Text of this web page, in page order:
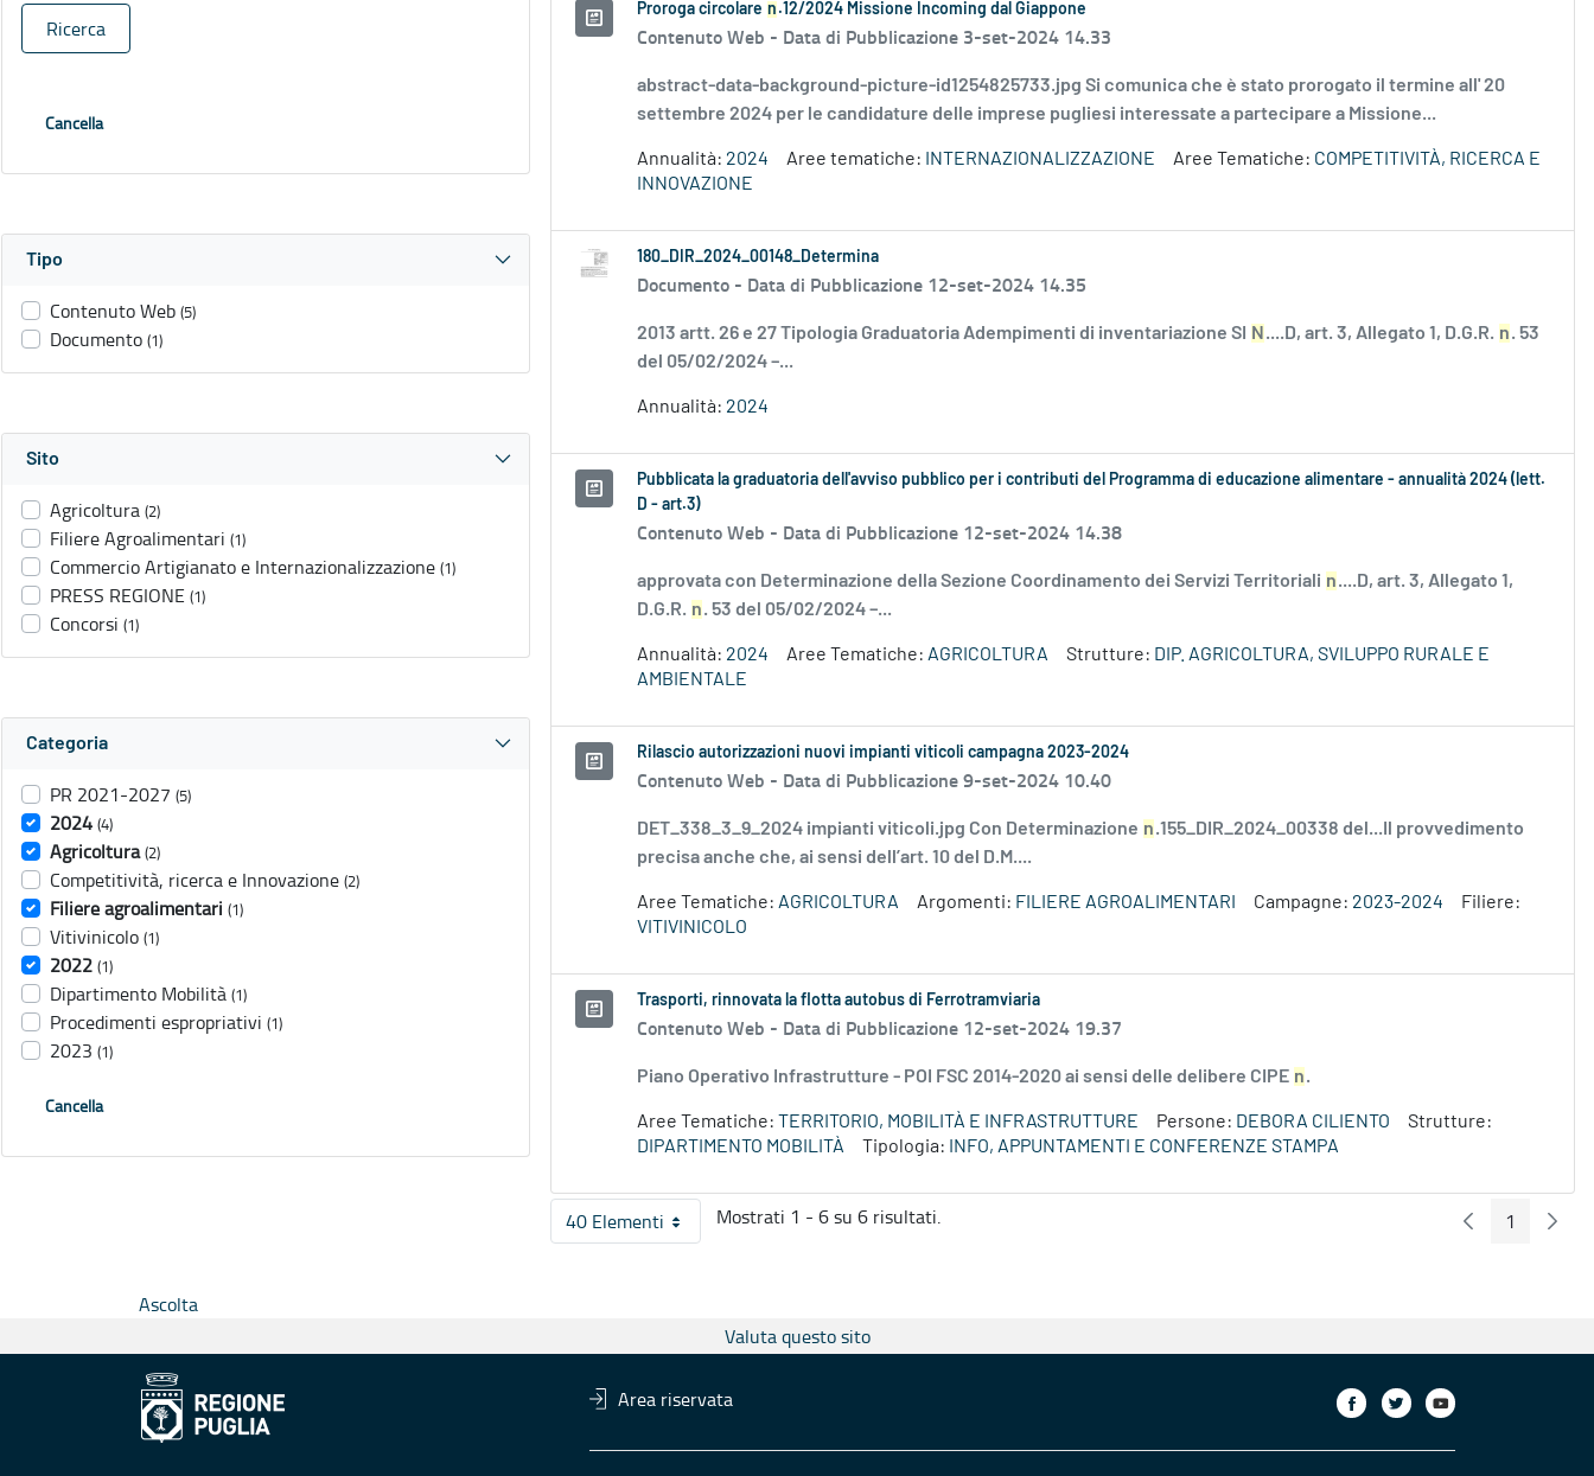
Ricerca
Cancella
Tipo
Contenuto Web (5)
Documento (1)
Sito
Agricoltura (2)
Filiere Agroalimentari (1)
Commercio Artigianato e Internazionalizzazione (1)
PRESS REGIONE (1)
Concorsi (1)
Categoria
PR 2021-2027 (5)
2024 (4)
Agricoltura (2)
Competitività, ricerca e Innovazione (2)
Filiere agroalimentari (1)
Vitivinicolo (1)
2022 (1)
Dipartimento Mobilità (1)
Procedimenti espropriativi (1)
2023 (1)
Cancella
Proroga circolare n .12/2024 Missione Incoming dal Giappone
Contenuto Web - Data di Pubblicazione 3-set-2024 14.33
abstract-data-background-picture-id1254825733.jpg Si comunica che è stato prorogato il termine all' 20
settembre 2024 per le candidature delle imprese pugliesi interessate a partecipare a Missione...
Annualità: 2024 Aree tematiche: INTERNAZIONALIZZAZIONE Aree Tematiche: COMPETITIVITÀ, RICERCA E
INNOVAZIONE
180_DIR_2024_00148_Determina
Documento - Data di Pubblicazione 12-set-2024 14.35
2013 artt. 26 e 27 Tipologia Graduatoria Adempimenti di inventariazione SI N ....D, art. 3, Allegato 1, D.G.R. n. 53
del 05/02/2024 –...
Annualità: 2024
Pubblicata la graduatoria dell'avviso pubblico per i contributi del Programma di educazione alimentare - annualità 2024 (lett.
D - art.3)
Contenuto Web - Data di Pubblicazione 12-set-2024 14.38
approvata con Determinazione della Sezione Coordinamento dei Servizi Territoriali n....D, art. 3, Allegato 1,
D.G.R. n. 53 del 05/02/2024 –...
Annualità: 2024 Aree Tematiche: AGRICOLTURA Strutture: DIP. AGRICOLTURA, SVILUPPO RURALE E
AMBIENTALE
Rilascio autorizzazioni nuovi impianti viticoli campagna 2023-2024
Contenuto Web - Data di Pubblicazione 9-set-2024 10.40
DET_338_3_9_2024 impianti viticoli.jpg Con Determinazione n.155_DIR_2024_00338 del...Il provvedimento
precisa anche che, ai sensi dell’art. 10 del D.M....
Aree Tematiche: AGRICOLTURA Argomenti: FILIERE AGROALIMENTARI Campagne: 2023-2024
Filiere:
VITIVINICOLO
Trasporti, rinnovata la flotta autobus di Ferrotramviaria
Contenuto Web - Data di Pubblicazione 12-set-2024 19.37
Piano Operativo Infrastrutture - POI FSC 2014-2020 ai sensi delle delibere CIPE n.
Aree Tematiche: TERRITORIO, MOBILITÀ E INFRASTRUTTURE Persone: DEBORA CILIENTO
Strutture:
DIPARTIMENTO MOBILITÀ
Tipologia: INFO, APPUNTAMENTI E CONFERENZE STAMPA
40 ElementiPer pagina
Mostrati 1 - 6 su 6 risultati. PaginaPagina
1
Ascolta
Valuta questo sito
Area riservata